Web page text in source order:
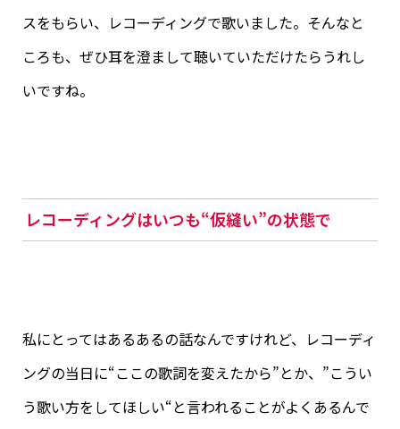
スをもらい、レコーディングで歌いました。そんなと
ころも、ぜひ耳を澄まして聴いていただけたらうれし
いですね。
レコーディングはいつも“仮縫い”の状態で
私にとってはあるあるの話なんですけれど、レコーディ
ングの当日に“ここの歌詞を変えたから”とか、”こうい
う歌い方をしてほしい“と言われることがよくあるんで